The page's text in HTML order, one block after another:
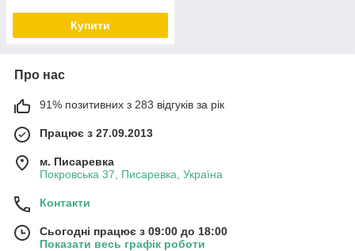
Купити
Про нас
91% позитивних з 283 відгуків за рік
Працює з 27.09.2013
м. Писаревка
Покровська 37, Писаревка, Україна
Контакти
Сьогодні працює з 09:00 до 18:00
Показати весь графік роботи